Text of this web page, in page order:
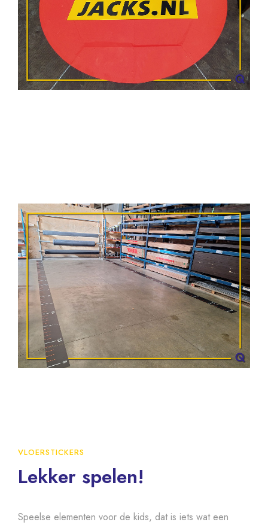
VLOERSTICKERS
Lekker spelen!
Speelse elementen voor de kids, dat is iets wat een